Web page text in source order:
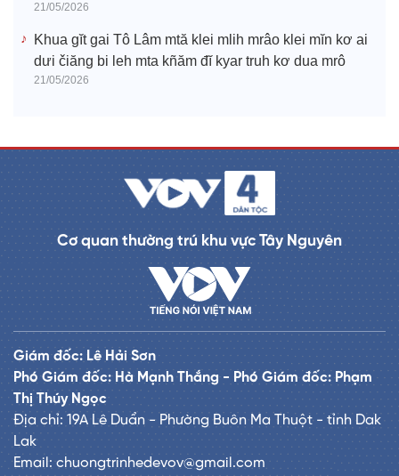
21/05/2026
Khua gĭt gai Tô Lâm mtă klei mlih mrâo klei mĭn kơ ai
dưi čiăng bi leh mta kñăm đĭ kyar truh kơ dua mrô
21/05/2026
Cơ quan thường trú khu vực Tây Nguyên
Giám đốc: Lê Hải Sơn
Phó Giám đốc: Hà Mạnh Thắng - Phó Giám đốc: Phạm
Thị Thúy Ngọc
Địa chỉ: 19A Lê Duẩn - Phường Buôn Ma Thuột - tỉnh Dak
Lak
Email: chuongtrinhedevov@gmail.com